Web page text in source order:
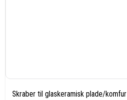
Skraber til glaskeramisk plade/komfur